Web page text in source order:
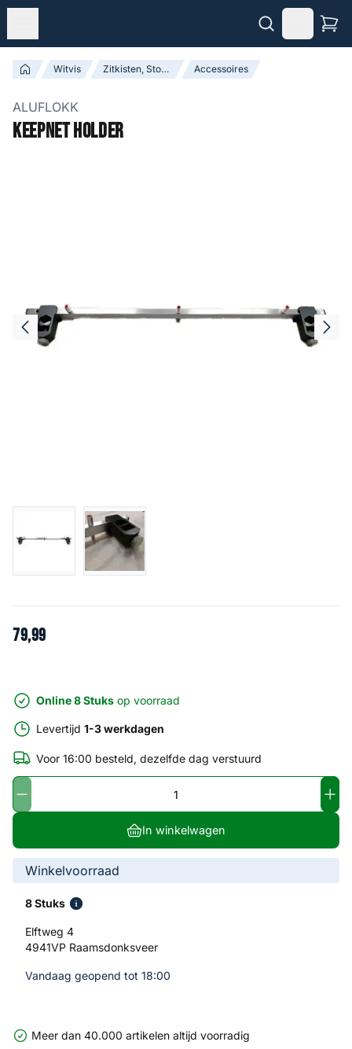
Witvis Zitkisten, Stoelen & Accessoires Accessoires
ALUFLOKK
Keepnet Holder
79,99
Online 8 Stuks op voorraad
Levertijd 1-3 werkdagen
Voor 16:00 besteld, dezelfde dag verstuurd
In winkelwagen
Winkelvoorraad
8 Stuks
Elftweg 4
4941VP Raamsdonksveer
Vandaag geopend tot 18:00
Meer dan 40.000 artikelen altijd voorradig